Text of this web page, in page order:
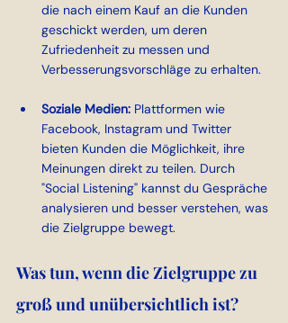
die nach einem Kauf an die Kunden
geschickt werden, um deren
Zufriedenheit zu messen und
Verbesserungsvorschläge zu erhalten.
Soziale Medien: Plattformen wie
Facebook, Instagram und Twitter
bieten Kunden die Möglichkeit, ihre
Meinungen direkt zu teilen. Durch
"Social Listening" kannst du Gespräche
analysieren und besser verstehen, was
die Zielgruppe bewegt.
Was tun, wenn die Zielgruppe zu
groß und unübersichtlich ist?